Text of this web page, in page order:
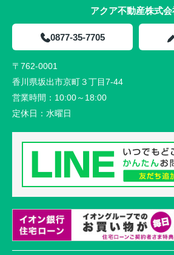
アクア不動産株式会
0877-35-7705
〒762-0001
香川県坂出市京町３丁目7-44
営業時間： 10:00～18:00
定休日： 水曜日